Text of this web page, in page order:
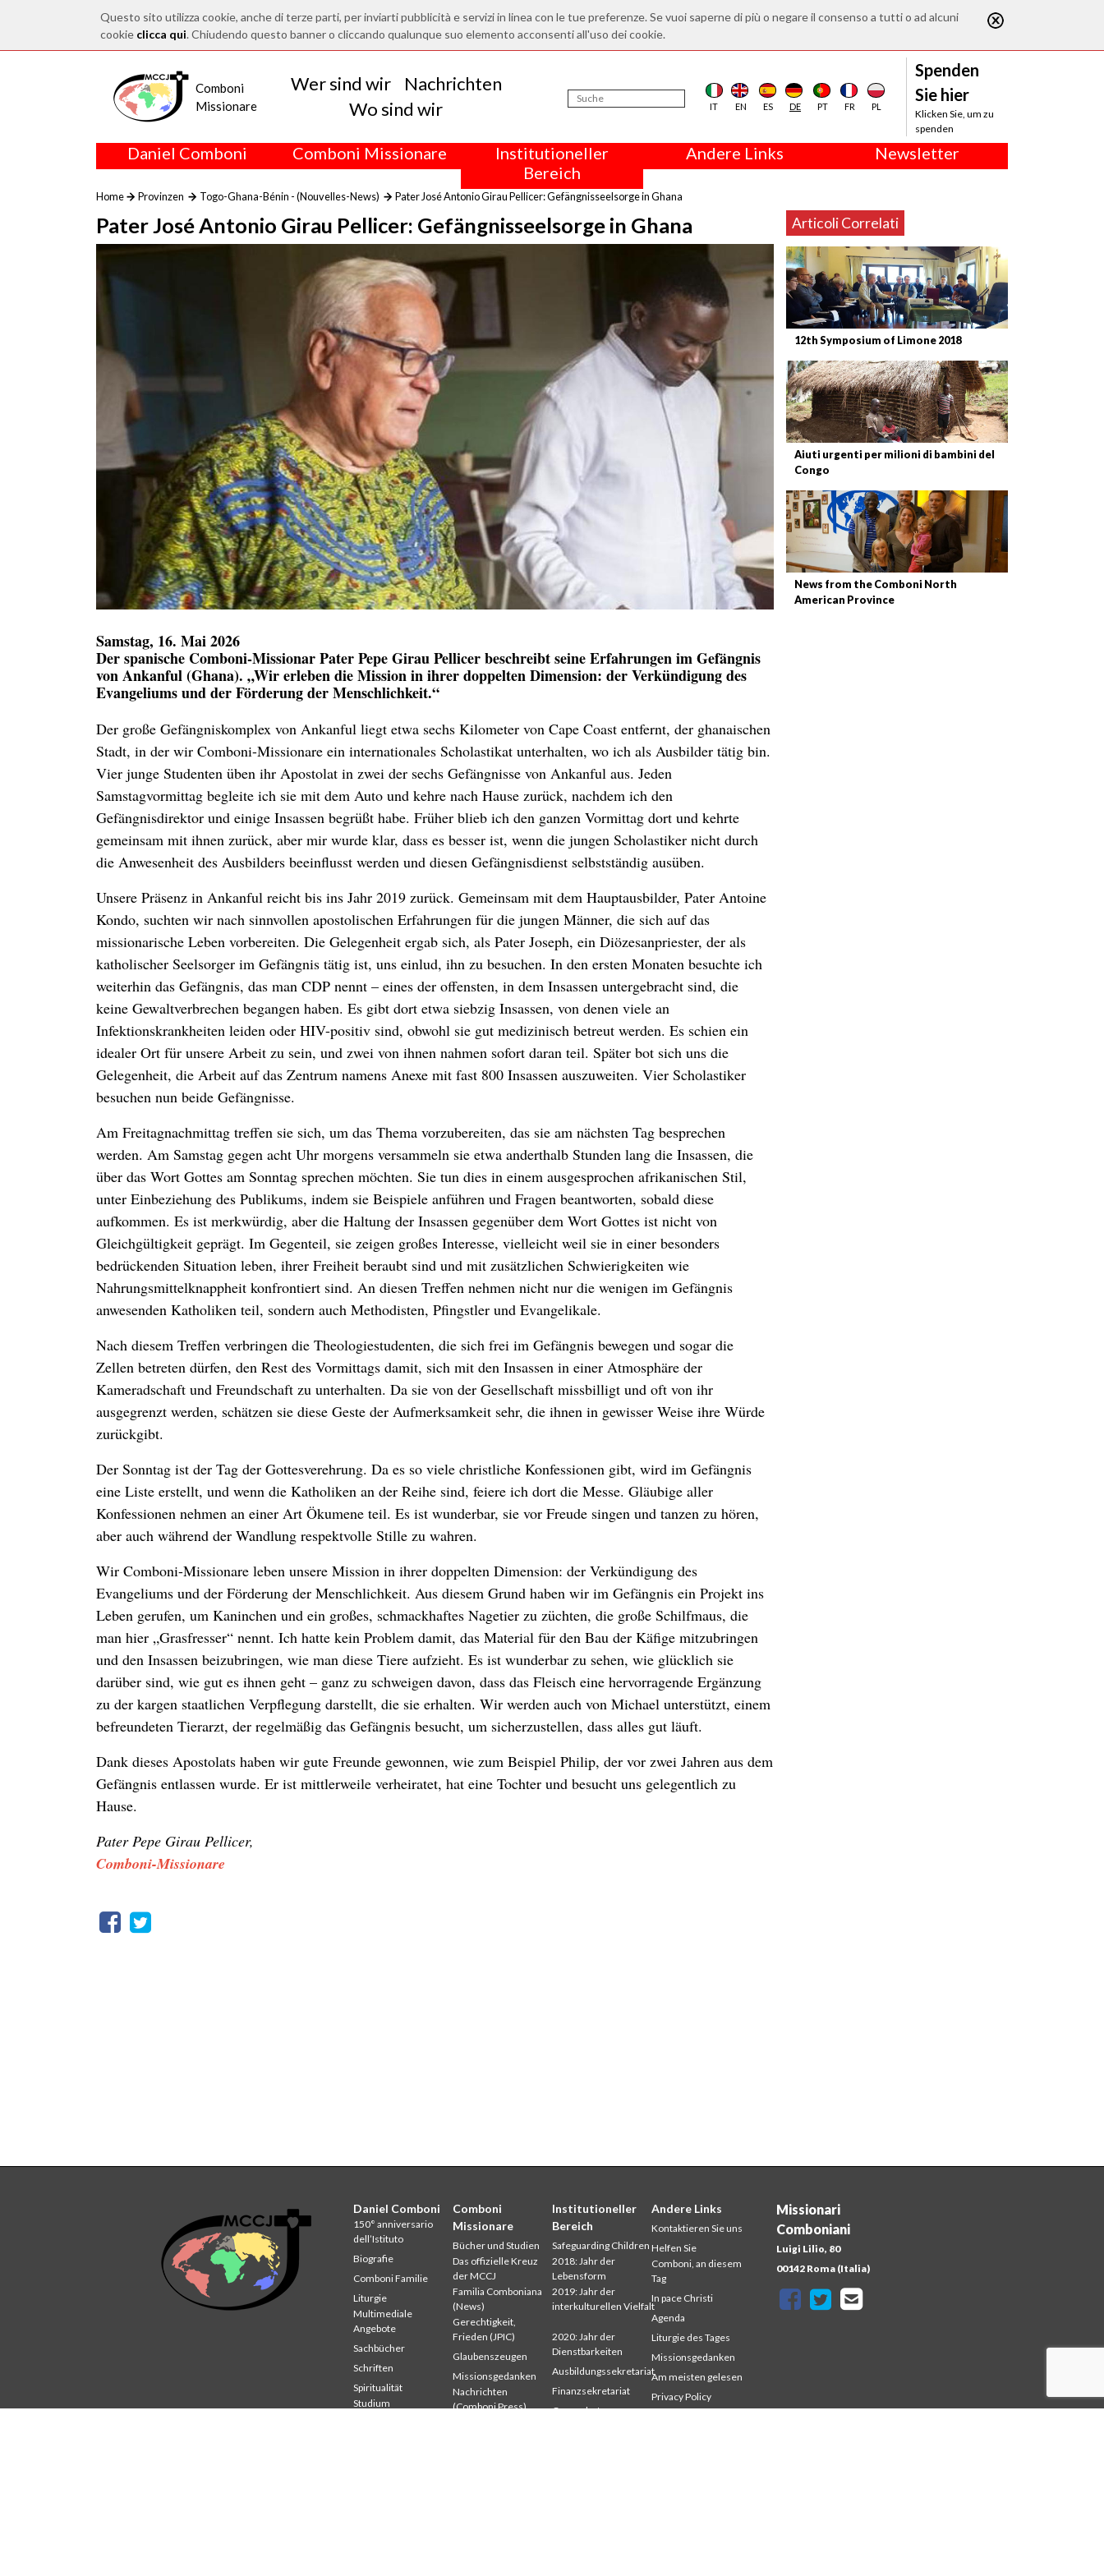
Questo sito utilizza cookie, anche di terze parti, per inviarti pubblicità e servizi in linea con le tue preferenze. Se vuoi saperne di più o negare il consenso a tutti o ad alcuni
cookie clicca qui. Chiudendo questo banner o cliccando qualunque suo elemento acconsenti all'uso dei cookie.
Comboni
Missionare
Wer sind wir
Nachrichten
Wo sind wir
IT EN ES DE PT FR PL
Spenden
Sie hier
Klicken Sie, um zu
spenden
Daniel Comboni Comboni Missionare
Institutioneller
Bereich
Andere Links Newsletter
Home Provinzen Togo-Ghana-Bénin - (Nouvelles-News) Pater José Antonio Girau Pellicer: Gefängnisseelsorge in Ghana
Pater José Antonio Girau Pellicer: Gefängnisseelsorge in Ghana Articoli Correlati
12th Symposium of Limone 2018
Aiuti urgenti per milioni di bambini del
Congo
News from the Comboni North
American Province
Samstag, 16. Mai 2026
Der spanische Comboni-Missionar Pater Pepe Girau Pellicer beschreibt seine Erfahrungen im Gefängnis
von Ankanful (Ghana). „Wir erleben die Mission in ihrer doppelten Dimension: der Verkündigung des
Evangeliums und der Förderung der Menschlichkeit.“
Der große Gefängniskomplex von Ankanful liegt etwa sechs Kilometer von Cape Coast entfernt, der ghanaischen
Stadt, in der wir Comboni-Missionare ein internationales Scholastikat unterhalten, wo ich als Ausbilder tätig bin.
Vier junge Studenten üben ihr Apostolat in zwei der sechs Gefängnisse von Ankanful aus. Jeden
Samstagvormittag begleite ich sie mit dem Auto und kehre nach Hause zurück, nachdem ich den
Gefängnisdirektor und einige Insassen begrüßt habe. Früher blieb ich den ganzen Vormittag dort und kehrte
gemeinsam mit ihnen zurück, aber mir wurde klar, dass es besser ist, wenn die jungen Scholastiker nicht durch
die Anwesenheit des Ausbilders beeinflusst werden und diesen Gefängnisdienst selbstständig ausüben.
Unsere Präsenz in Ankanful reicht bis ins Jahr 2019 zurück. Gemeinsam mit dem Hauptausbilder, Pater Antoine
Kondo, suchten wir nach sinnvollen apostolischen Erfahrungen für die jungen Männer, die sich auf das
missionarische Leben vorbereiten. Die Gelegenheit ergab sich, als Pater Joseph, ein Diözesanpriester, der als
katholischer Seelsorger im Gefängnis tätig ist, uns einlud, ihn zu besuchen. In den ersten Monaten besuchte ich
weiterhin das Gefängnis, das man CDP nennt – eines der offensten, in dem Insassen untergebracht sind, die
keine Gewaltverbrechen begangen haben. Es gibt dort etwa siebzig Insassen, von denen viele an
Infektionskrankheiten leiden oder HIV-positiv sind, obwohl sie gut medizinisch betreut werden. Es schien ein
idealer Ort für unsere Arbeit zu sein, und zwei von ihnen nahmen sofort daran teil. Später bot sich uns die
Gelegenheit, die Arbeit auf das Zentrum namens Anexe mit fast 800 Insassen auszuweiten. Vier Scholastiker
besuchen nun beide Gefängnisse.
Am Freitagnachmittag treffen sie sich, um das Thema vorzubereiten, das sie am nächsten Tag besprechen
werden. Am Samstag gegen acht Uhr morgens versammeln sie etwa anderthalb Stunden lang die Insassen, die
über das Wort Gottes am Sonntag sprechen möchten. Sie tun dies in einem ausgesprochen afrikanischen Stil,
unter Einbeziehung des Publikums, indem sie Beispiele anführen und Fragen beantworten, sobald diese
aufkommen. Es ist merkwürdig, aber die Haltung der Insassen gegenüber dem Wort Gottes ist nicht von
Gleichgültigkeit geprägt. Im Gegenteil, sie zeigen großes Interesse, vielleicht weil sie in einer besonders
bedrückenden Situation leben, ihrer Freiheit beraubt sind und mit zusätzlichen Schwierigkeiten wie
Nahrungsmittelknappheit konfrontiert sind. An diesen Treffen nehmen nicht nur die wenigen im Gefängnis
anwesenden Katholiken teil, sondern auch Methodisten, Pfingstler und Evangelikale.
Nach diesem Treffen verbringen die Theologiestudenten, die sich frei im Gefängnis bewegen und sogar die
Zellen betreten dürfen, den Rest des Vormittags damit, sich mit den Insassen in einer Atmosphäre der
Kameradschaft und Freundschaft zu unterhalten. Da sie von der Gesellschaft missbilligt und oft von ihr
ausgegrenzt werden, schätzen sie diese Geste der Aufmerksamkeit sehr, die ihnen in gewisser Weise ihre Würde
zurückgibt.
Der Sonntag ist der Tag der Gottesverehrung. Da es so viele christliche Konfessionen gibt, wird im Gefängnis
eine Liste erstellt, und wenn die Katholiken an der Reihe sind, feiere ich dort die Messe. Gläubige aller
Konfessionen nehmen an einer Art Ökumene teil. Es ist wunderbar, sie vor Freude singen und tanzen zu hören,
aber auch während der Wandlung respektvolle Stille zu wahren.
Wir Comboni-Missionare leben unsere Mission in ihrer doppelten Dimension: der Verkündigung des
Evangeliums und der Förderung der Menschlichkeit. Aus diesem Grund haben wir im Gefängnis ein Projekt ins
Leben gerufen, um Kaninchen und ein großes, schmackhaftes Nagetier zu züchten, die große Schilfmaus, die
man hier „Grasfresser“ nennt. Ich hatte kein Problem damit, das Material für den Bau der Käfige mitzubringen
und den Insassen beizubringen, wie man diese Tiere aufzieht. Es ist wunderbar zu sehen, wie glücklich sie
darüber sind, wie gut es ihnen geht – ganz zu schweigen davon, dass das Fleisch eine hervorragende Ergänzung
zu der kargen staatlichen Verpflegung darstellt, die sie erhalten. Wir werden auch von Michael unterstützt, einem
befreundeten Tierarzt, der regelmäßig das Gefängnis besucht, um sicherzustellen, dass alles gut läuft.
Dank dieses Apostolats haben wir gute Freunde gewonnen, wie zum Beispiel Philip, der vor zwei Jahren aus dem
Gefängnis entlassen wurde. Er ist mittlerweile verheiratet, hat eine Tochter und besucht uns gelegentlich zu
Hause.
Pater Pepe Girau Pellicer,
Comboni-Missionare
Missionari
Comboniani
Luigi Lilio, 80
00142 Roma (Italia)
Daniel Comboni
150° anniversario
dell’Istituto
Biografie
Comboni Familie
Liturgie
Multimediale
Angebote
Sachbücher
Schriften
Spiritualität
Studium
Comboni
Missionare
Bücher und Studien
Das offizielle Kreuz
der MCCJ
Familia Comboniana
(News)
Gerechtigkeit,
Frieden (JPIC)
Glaubenszeugen
Missionsgedanken
Nachrichten
(Comboni Press)
Institutioneller
Bereich
Safeguarding Children
2018: Jahr der
Lebensform
2019: Jahr der
interkulturellen Vielfalt
2020: Jahr der
Dienstbarkeiten
Ausbildungssekretariat
Finanzsekretariat
Generalrat
Andere Links
Kontaktieren Sie uns
Helfen Sie
Comboni, an diesem
Tag
In pace Christi
Agenda
Liturgie des Tages
Missionsgedanken
Am meisten gelesen
Privacy Policy